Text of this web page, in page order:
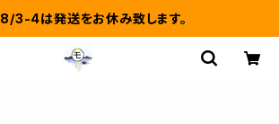
8/3-4は発送をお休み致します。